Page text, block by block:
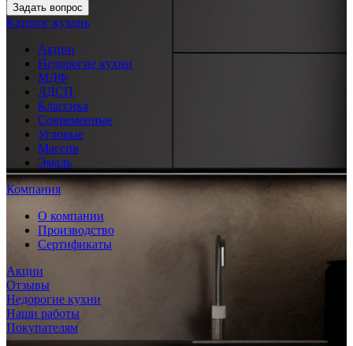
Задать вопрос
Каталог кухонь
Акции
Недорогие кухни
МДФ
ЛДСП
Классика
Современные
Угловые
Массив
Эмаль
Компания
О компании
Производство
Сертификаты
Акции
Отзывы
Недорогие кухни
Наши работы
Покупателям